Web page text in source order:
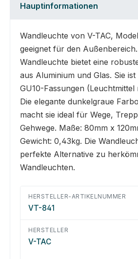
Hauptinformationen
Wandleuchte von V-TAC,
geeignet für den Außenbereich.
Wandleuchte bietet eine
aus Aluminium und Glas. Sie
GU10-Fassungen
Die elegante dunkelgraue
macht sie ideal für Wege,
Gehwege. Maße: 80mm x
Gewicht: 0,43kg. Die
perfekte Alternative zu
Wandleuchten.
HERSTELLER-ARTIKELNUMMER
VT-841
HERSTELLER
V-TAC